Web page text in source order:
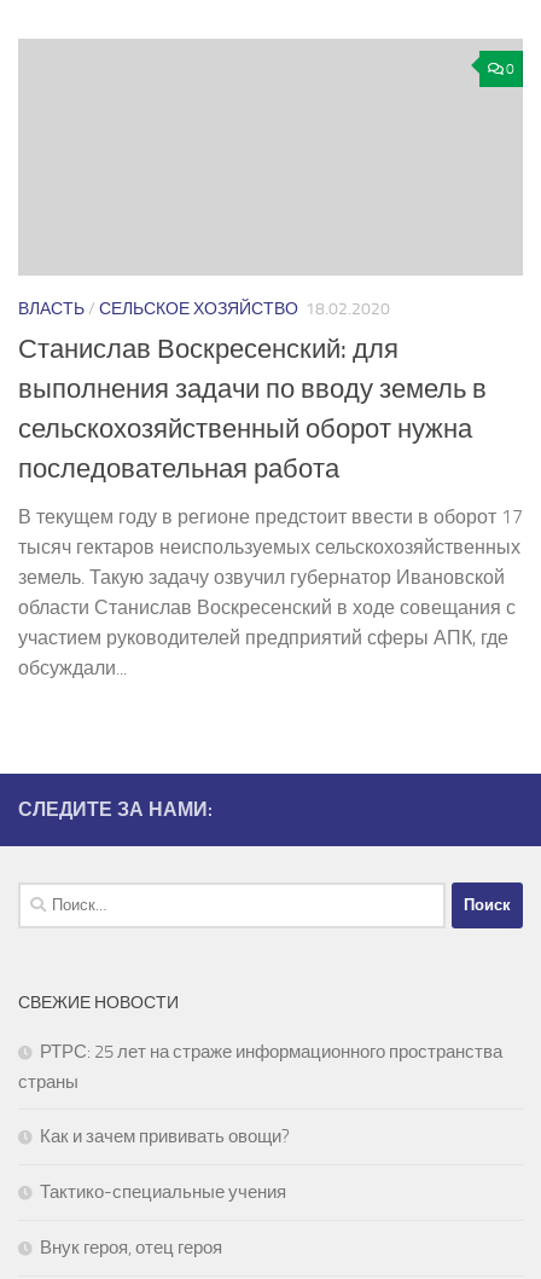
0
ВЛАСТЬ/ СЕЛЬСКОЕ ХОЗЯЙСТВО 18.02.2020
Станислав Воскресенский: для
выполнения задачи по вводу земель в
сельскохозяйственный оборот нужна
последовательная работа
В текущем году в регионе предстоит ввести в оборот 17
тысяч гектаров неиспользуемых сельскохозяйственных
земель. Такую задачу озвучил губернатор Ивановской
области Станислав Воскресенский в ходе совещания с
участием руководителей предприятий сферы АПК, где
обсуждали...
СЛЕДИТЕ ЗА НАМИ:
Найти:
СВЕЖИЕ НОВОСТИ
РТРС: 25 лет на страже информационного пространства
страны
Как и зачем прививать овощи?
Тактико-специальные учения
Внук героя, отец героя